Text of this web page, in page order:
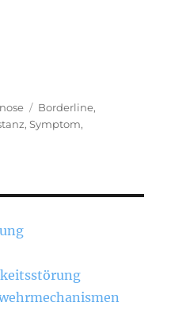
Schlagwörter
Borderline,
,Symptom,